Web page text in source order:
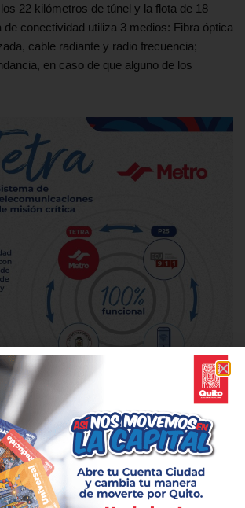
22 kilómetros de túnel y la flota de 18
conectividad utiliza 3 medios: Fibra óptica
cable radiante y radio frecuencia;
en caso de que alguno de los